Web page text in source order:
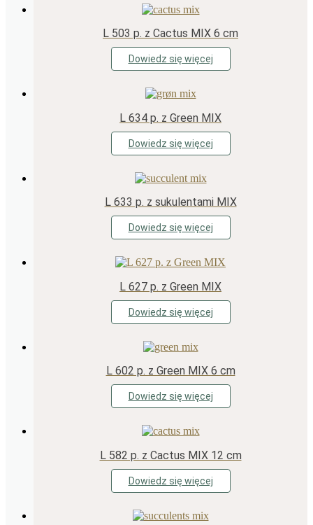
L 503 p. z Cactus MIX 6 cm
Dowiedz się więcej
L 634 p. z Green MIX
Dowiedz się więcej
L 633 p. z sukulentami MIX
Dowiedz się więcej
L 627 p. z Green MIX
Dowiedz się więcej
L 602 p. z Green MIX 6 cm
Dowiedz się więcej
L 582 p. z Cactus MIX 12 cm
Dowiedz się więcej